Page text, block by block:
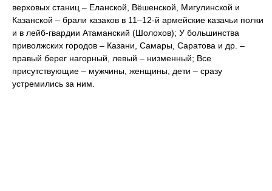
верховых станиц – Еланской, Вёшенской, Мигулинской и
Казанской – брали казаков в 11–12-й армейские казачьи полки
и в лейб-гвардии Атаманский (Шолохов); У большинства
приволжских городов – Казани, Самары, Саратова и др. –
правый берег нагорный, левый – низменный; Все
присутствующие – мужчины, женщины, дети – сразу
устремились за ним.